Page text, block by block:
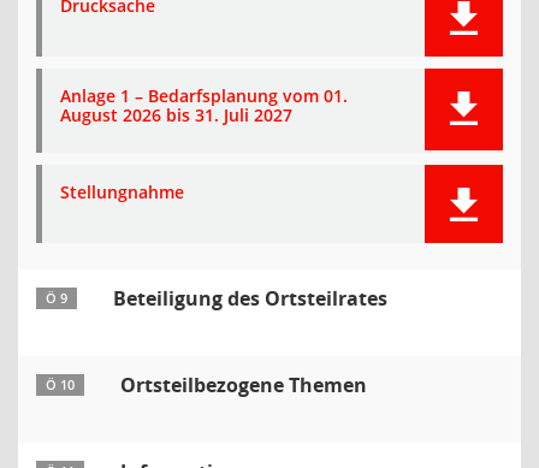
Drucksache
Anlage 1 – Bedarfsplanung vom 01.
August 2026 bis 31. Juli 2027
Stellungnahme
Ö 9 Beteiligung des Ortsteilrates
Ö 10 Ortsteilbezogene Themen